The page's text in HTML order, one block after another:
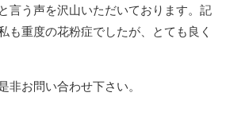
言う声を沢山いただいております。記
も重度の花粉症でしたが、とても良く
非お問い合わせ下さい。